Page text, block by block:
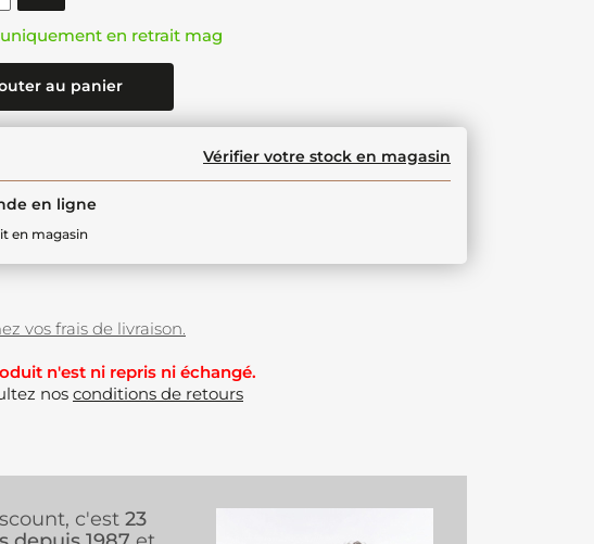
en retrait mag
au panier
Vérifier votre stock en magasin
en ligne
en magasin
vos frais de livraison.
n'est ni repris ni échangé.
nos conditions de retours
c'est 23